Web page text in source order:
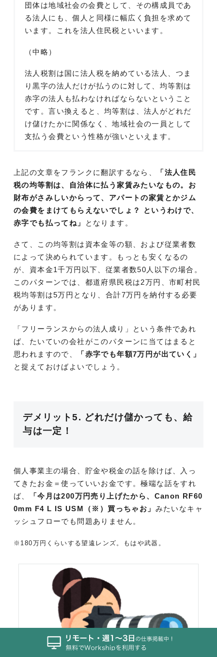
団体は地域社会の会費として、その構成員であ
る法人にも、個人と同様に幅広く負担を求めて
います。これを法人住民税といいます。
（中略）
法人税割は国に法人税を納めている法人、つま
り黒字の法人だけが払うのに対して、均等割は
赤字の法人も払わなければならないということ
です。言い換えると、均等割は、法人がどれだ
け儲けたかに関係なく、地域社会の一員として
支払う会費という性格が強いといえます。
上記の文章をフランクに翻訳するなら、
「法人住民
税の均等割は、自治体に払う家賃みたいなもの。お
財布がさみしいからって、アパートの家賃とかジム
の会費をまけてもらえないでしょ？ というわけで、
赤字でも払ってね」
となります。
さて、この均等割は資本金等の額、および従業者数
によって決められています。もっとも安くなるの
が、資本金1千万円以下、従業者数50人以下の場合。
このパターンでは、都道府県民税は2万円、市町村民
税均等割は5万円となり、合計7万円を納付する必要
があります。
「フリーランスからの法人成り」という条件であれ
ば、たいていの会社がこのパターンに当てはまると
思われますので、
「赤字でも年額7万円が出ていく」
と捉えておけばよいでしょう。
デメリット5. どれだけ儲かっても、給
与は一定！
個人事業主の場合、貯金や税金の話を除けば、入っ
てきたお金＝使っていいお金です。極端な話をすれ
ば、
「今月は200万円売り上げたから、Canon RF60
0mm F4 L IS USM（※）買っちゃお」 みたいなキャ
ッシュフローでも問題ありません。
※180万円くらいする望遠レンズ。もはや武器。